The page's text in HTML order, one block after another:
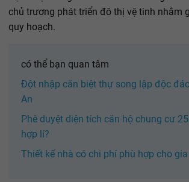
chủ trương phát triển đô thị vệ tinh nhằm
quy hoạch.
có thể bạn quan tâm
Đột nhập căn biệt thự song lập độc
An
Phê duyệt diện tích căn hộ chung cư
hợp lí?
Thiết kế nhà có chi phí phù hợp cho